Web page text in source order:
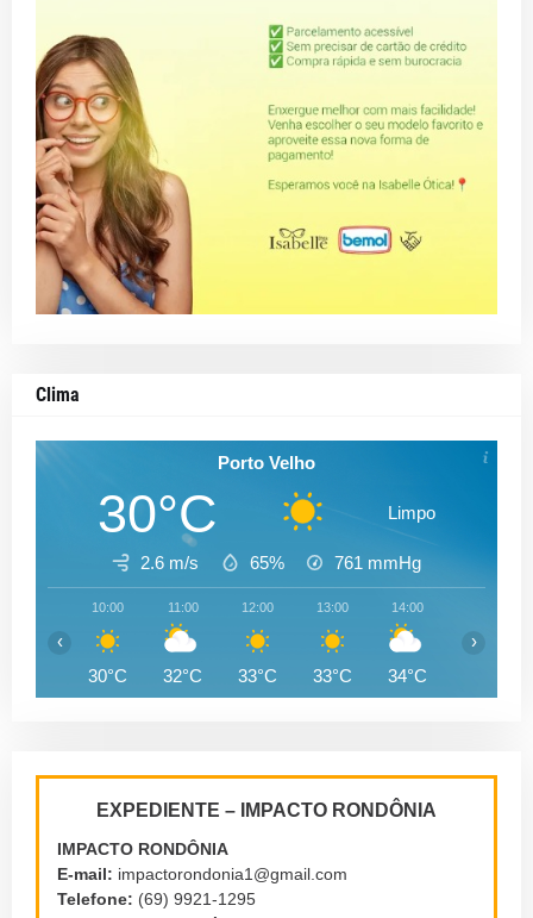
Clima
Porto Velho
30°C Limpo
2.6 m/s 65% 761 mmHg
10:00
30°C
11:00
32°C
12:00
33°C
13:00
33°C
14:00
34°C
‹ ›
EXPEDIENTE – IMPACTO RONDÔNIA
IMPACTO RONDÔNIA
E-mail: impactorondonia1@gmail.com
Telefone: (69) 9921-1295